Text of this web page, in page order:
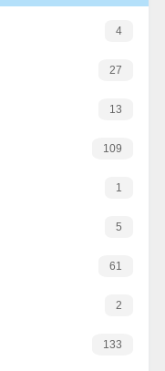
4
27
13
109
1
5
61
2
133